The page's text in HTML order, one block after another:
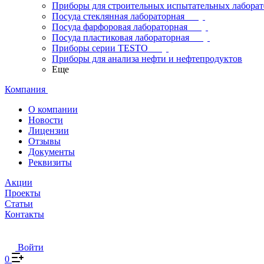
Приборы для строительных испытательных
Посуда стеклянная лабораторная
Посуда фарфоровая лабораторная
Посуда пластиковая лабораторная
Приборы серии TESTO
Приборы для анализа нефти и нефтепродуктов
Еще
Компания
О компании
Новости
Лицензии
Отзывы
Документы
Реквизиты
Акции
Проекты
Статьи
Контакты
Войти
0